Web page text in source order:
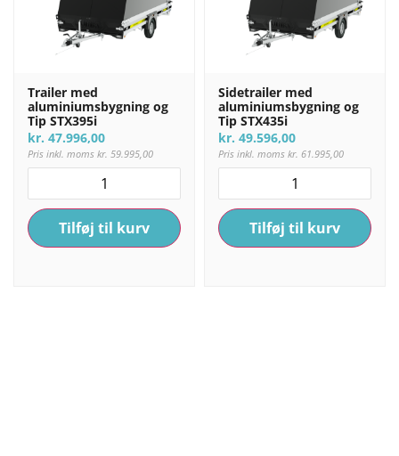
Trailer med
aluminiumsbygning og
Tip STX395i
kr. 47.996,00
Pris inkl. moms kr. 59.995,00
Tilføj til kurv
Sidetrailer med
aluminiumsbygning og
Tip STX435i
kr. 49.596,00
Pris inkl. moms kr. 61.995,00
Tilføj til kurv